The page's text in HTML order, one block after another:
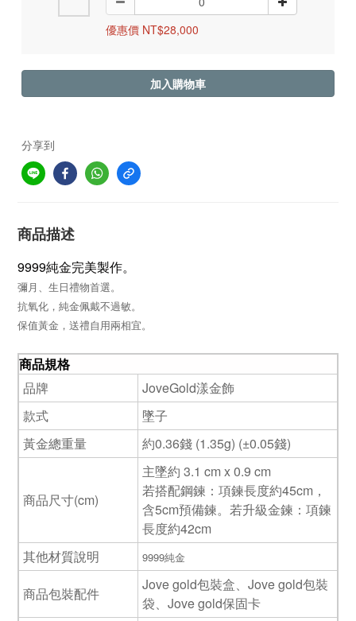
優惠價 NT$28,000
加入購物車
分享到
商品描述
9999純金完美製作。
彌月、生日禮物首選。
抗氧化，純金佩戴不過敏。
保值黃金，送禮自用兩相宜。
商品規格
品牌
JoveGold漾金飾
款式
墜子
黃金總重量
約0.36錢 (1.35g) (±0.05錢)
商品尺寸(cm)
主墜約 3.1 cm x 0.9 cm
若搭配鋼鍊：項鍊長度約45cm，
含5cm預備鍊。若升級金鍊：項鍊
長度約42cm
其他材質說明
9999純金
商品包裝配件
Jove gold包裝盒、Jove gold包裝
袋、Jove gold保固卡